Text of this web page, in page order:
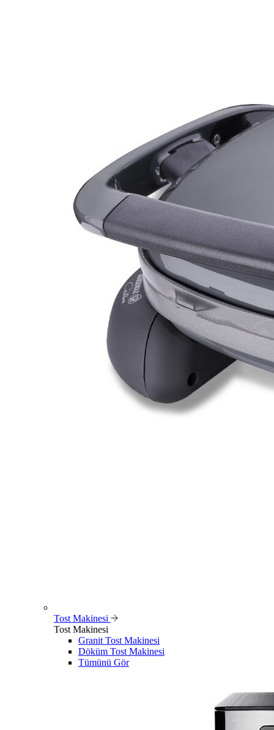
Tost Makinesi
Tost Makinesi
Granit Tost Makinesi
Döküm Tost Makinesi
Tümünü Gör